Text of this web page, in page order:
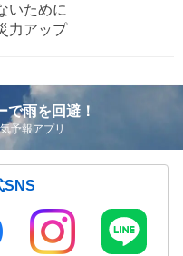
いために
力アップ
で雨を回避！
予報アプリ
SNS